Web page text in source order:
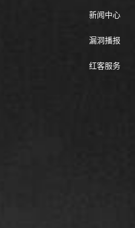
新闻中心
漏洞播报
红客服务